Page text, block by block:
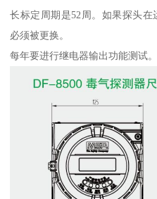
长标定周期是52周。如果探头在
必须被更换。
每年要进行继电器输出功能测试